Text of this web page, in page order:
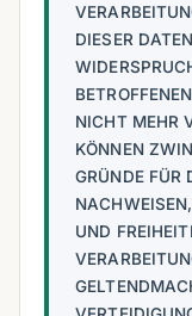
DIESER
NICHT MEHR
KÖNNEN
GRÜNDE FÜR
UND